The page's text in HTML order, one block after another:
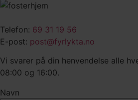
Telefon: 69 31 19 56
E-post: post@fyrlykta.no
Vi svarer på din henvendelse alle
08:00 og 16:00.
Navn